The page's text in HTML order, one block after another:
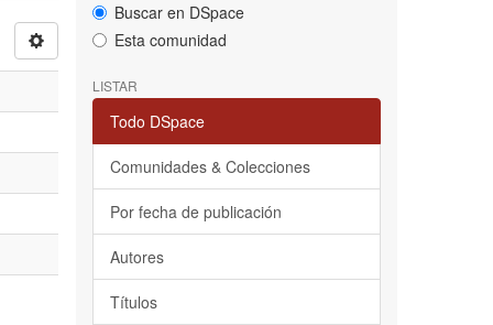
Buscar en DSpace
Esta comunidad
LISTAR
Todo DSpace
Comunidades & Colecciones
Por fecha de publicación
Autores
Títulos